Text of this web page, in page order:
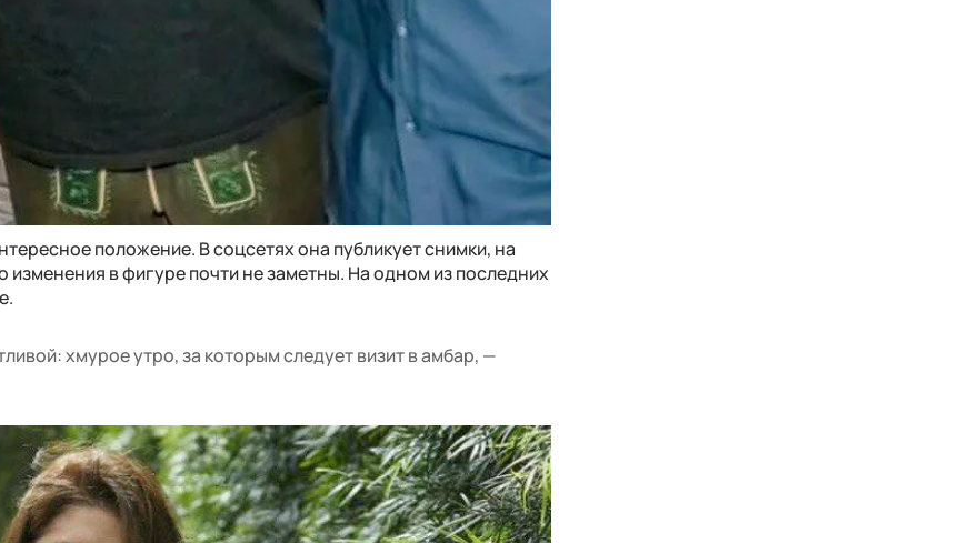
положение. В соцсетях она публикует снимки, на
изменения в фигуре почти не заметны. На одном из последних
хмурое утро, за которым следует визит в амбар, —